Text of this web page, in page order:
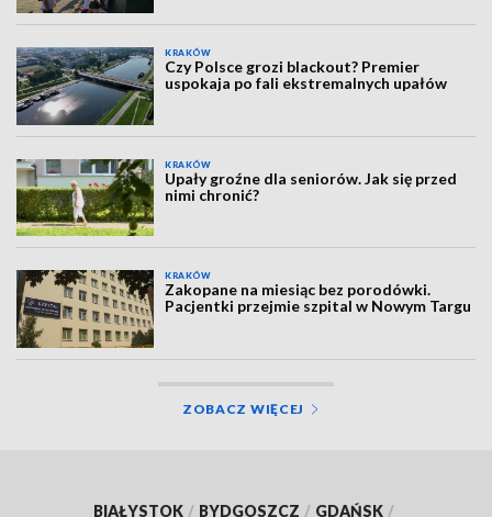
KRAKÓW
Czy Polsce grozi blackout? Premier
uspokaja po fali ekstremalnych upałów
KRAKÓW
Upały groźne dla seniorów. Jak się przed
nimi chronić?
KRAKÓW
Zakopane na miesiąc bez porodówki.
Pacjentki przejmie szpital w Nowym Targu
ZOBACZ WIĘCEJ
BIAŁYSTOK / BYDGOSZCZ / GDAŃSK /